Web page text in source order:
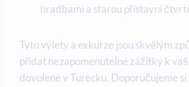
hradbami a starou přístavní
Tyto výlety a exkurze jsou skvělým
přidat nezapomenutelné zážitky k
dovolené v Turecku. Doporučujeme